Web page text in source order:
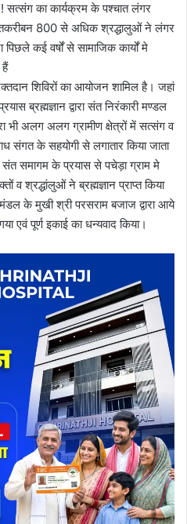
! सत्संग का कार्यक्रम के पश्चात लंगर
तकरीबन 800 से अधिक श्रद्धालुओं ने लंगर
पिछले कई वर्षों से सामाजिक कार्यों मे
हैं
शिविरों का आयोजन शामिल है। जहां
ब्रह्मज्ञान द्वारा संत निरंकारी मण्डल
भी अलग अलग ग्रामीण क्षेत्रों में सत्संग व
संगत के सहयोगी से लगातार किया जाता
समागम के प्रयास से पचेड़ा ग्राम मे
व श्रद्धांलुओं ने ब्रह्मज्ञान प्राप्त किया
के मुखी श्री परसराम बजाज द्वारा आये
एवं पूर्ण इकाई का धन्यवाद किया।